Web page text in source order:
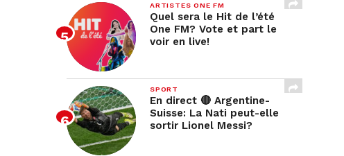
ARTISTES ONE FM
Quel sera le Hit de l’été
One FM? Vote et part le
voir en live!
SPORT
En direct 🔴 Argentine-
Suisse: La Nati peut-elle
sortir Lionel Messi?